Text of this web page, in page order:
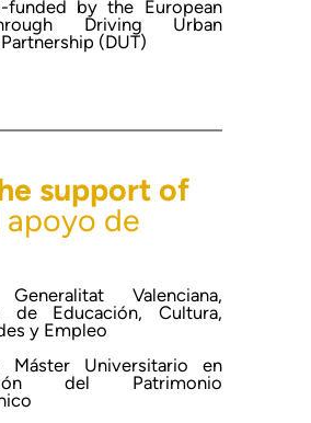
funded by the European
Driving Urban
(DUT)
support of
apoyo de
Valenciana,
de Educación, Cultura,
y Empleo
Máster Universitario en
del Patrimonio